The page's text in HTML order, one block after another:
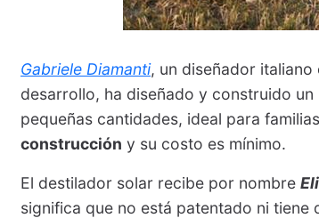
Gabriele Diamanti, un diseñador italiano
desarrollo, ha diseñado y construido un
pequeñas cantidades, ideal para
construcción y su costo es mínimo.
El destilador solar recibe por nombre
significa que no está patentado ni